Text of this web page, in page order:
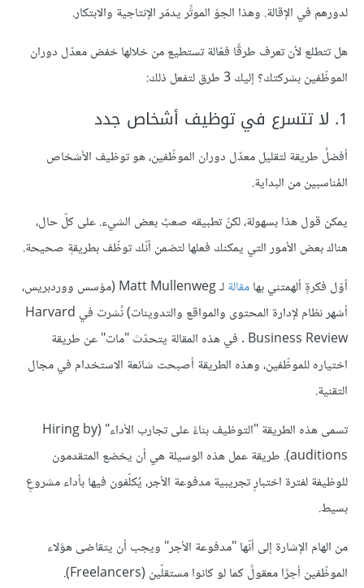
لدورهم في الإقالة. وهذا الجوّ الموتِّر يدمّر الإنتاجية والابتكار.
هل تتطلع لأن تعرف طرقًا فعّالة تستطيع من خلالها خفض معدّل دوران
الموظّفين بشركتك؟ إليك 3 طرق لتفعل ذلك:
1. لا تتسرع في توظيف أشخاص جدد
أفضلُ طريقة لتقليل معدّل دوران الموظّفين، هو توظيف الأشخاص
المُناسبين من البداية.
يمكن قول هذا بسهولة، لكنّ تطبيقه صعبٌ بعض الشيء. على كلّ حال،
هناك بعض الأمور التي يمكنك فعلها لتضمن أنّك توظّف بطريقةٍ صحيحة.
أوّل فكرةٍ ألهمتني بهامقالة
لـ Matt Mullenweg (مؤسس ووردبريس،
أشهر نظام لإدارة المحتوى والمواقع والتدوينات) نُشرت في Harvard
Business Review . في هذه المقالة يتحدّث "مات" عن طريقة
اختياره للموظّفين، وهذه الطريقة أصبحت شائعة الاستخدام في مجال
التقنية.
تسمى هذه الطريقة "التوظيف بناءً على تجارب الأداء" (Hiring by
auditions). طريقة عمل هذه الوسيلة هي أن يخضع المتقدمون
للوظيفة لفترة اختبارٍ تجريبية مدفوعة الأجر، يُكلّفون فيها بأداء مشروعٍ
بسيط.
من الهام الإشارة إلى أنّها "مدفوعة الأجر" ويجب أن يتقاضى هؤلاء
الموظّفين أجرًا معقولً كما لو كانوا مستقلّين (Freelancers).